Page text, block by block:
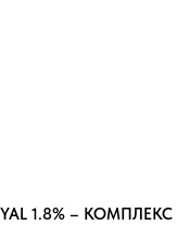
1.8% – КОМПЛЕКС